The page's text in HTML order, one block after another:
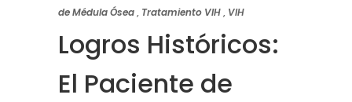
de Médula Ósea, Tratamiento VIH, VIH
Logros Históricos:
El Paciente de